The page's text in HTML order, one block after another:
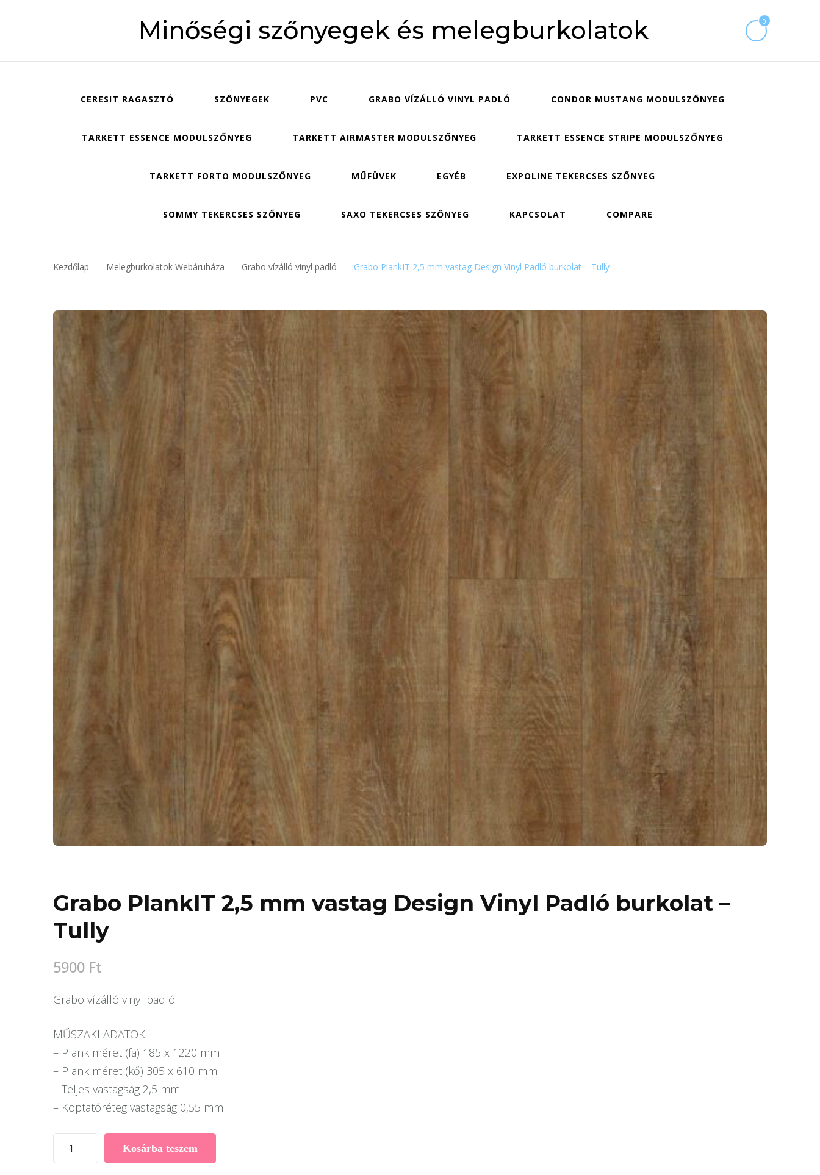
Minőségi szőnyegek és melegburkolatok 0
CERESIT RAGASZTÓ SZŐNYEGEK PVC GRABO VÍZÁLLÓ VINYL PADLÓ CONDOR MUSTANG MODULSZŐNYEG
TARKETT ESSENCE MODULSZŐNYEG TARKETT AIRMASTER MODULSZŐNYEG TARKETT ESSENCE STRIPE MODULSZŐNYEG
TARKETT FORTO MODULSZŐNYEG MŰFÜVEK EGYÉB EXPOLINE TEKERCSES SZŐNYEG
SOMMY TEKERCSES SZŐNYEG SAXO TEKERCSES SZŐNYEG KAPCSOLAT COMPARE
Kezdőlap Melegburkolatok Webáruháza Grabo vízálló vinyl padló Grabo PlankIT 2,5 mm vastag Design Vinyl Padló burkolat – Tully
Grabo PlankIT 2,5 mm vastag Design Vinyl Padló burkolat –
Tully
5900 Ft
Grabo vízálló vinyl padló
MŰSZAKI ADATOK:
– Plank méret (fa) 185 x 1220 mm
– Plank méret (kő) 305 x 610 mm
– Teljes vastagság 2,5 mm
– Koptatóréteg vastagság 0,55 mm
Grabo
PlankIT
Kosárba teszem